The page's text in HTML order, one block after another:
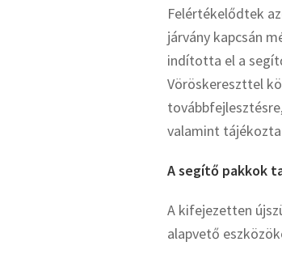
Felértékelődtek
járvány kapcsán
indította el a
Vöröskereszttel
valamint
A segítő pakkok
A kifejezetten
alapvető